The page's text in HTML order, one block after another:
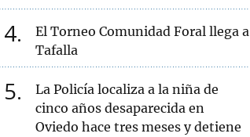
4
El Torneo Comunidad Foral llega a
Tafalla
5
La Policía localiza a la niña de
cinco años desaparecida en
Oviedo hace tres meses y detiene